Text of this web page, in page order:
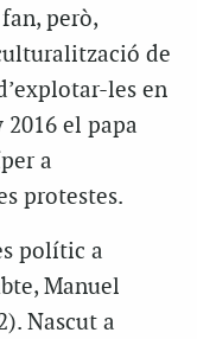
però,
de
les en
2016 el papa
a
protestes.
polític a
Manuel
Nascut a